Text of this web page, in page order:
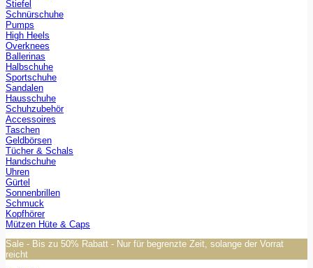
Stiefel
Schnürschuhe
Pumps
High Heels
Overknees
Ballerinas
Halbschuhe
Sportschuhe
Sandalen
Hausschuhe
Schuhzubehör
Accessoires
Taschen
Geldbörsen
Tücher & Schals
Handschuhe
Uhren
Gürtel
Sonnenbrillen
Schmuck
Kopfhörer
Mützen Hüte & Caps
Sale - Bis zu 50% Rabatt - Nur für begrenzte Zeit, solange der Vorrat
reicht